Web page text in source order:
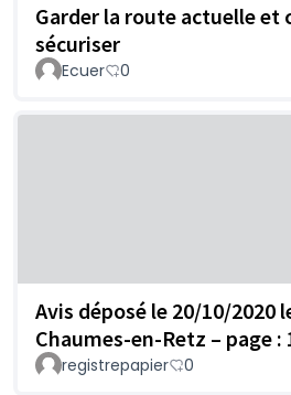
Garder la route actuelle et
sécuriser
Ecuer 0
Avis déposé le 20/10/2020
Chaumes-en-Retz – page :
registrepapier 0